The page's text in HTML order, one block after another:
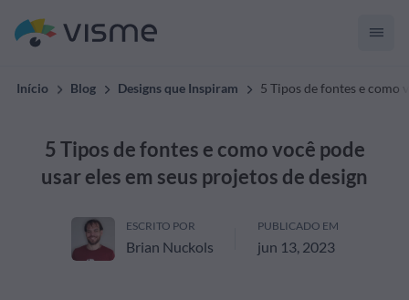
Início Blog Designs que Inspiram 5 Tipos de fontes e como
5 Tipos de fontes e como você pode
usar eles em seus projetos de design
ESCRITO POR
Brian Nuckols
PUBLICADO EM
jun 13, 2023